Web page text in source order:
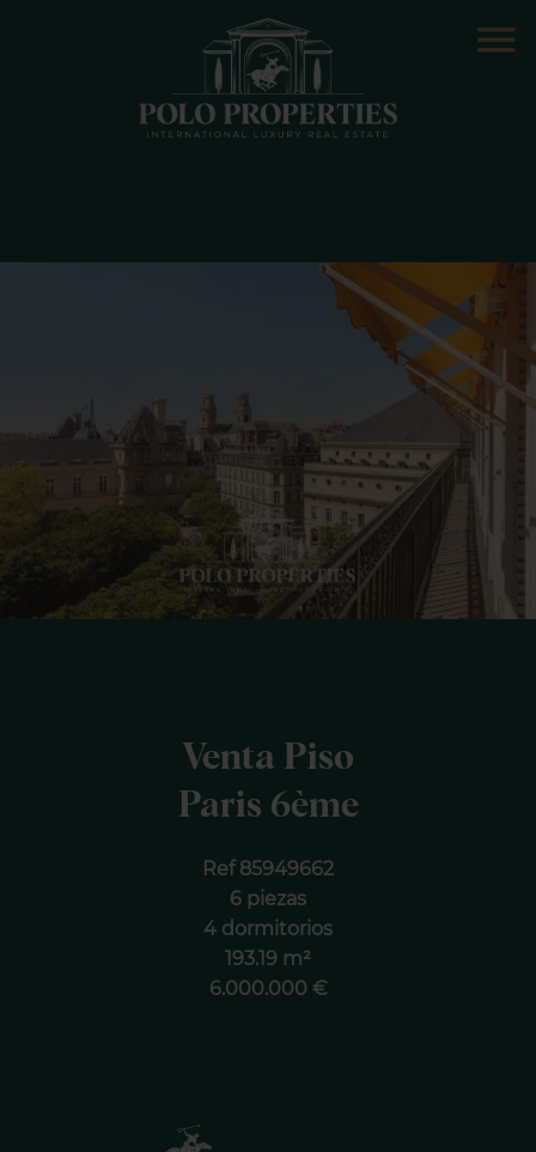
Venta Piso
Paris 6ème
Ref 85949662
6 piezas
4 dormitorios
193.19 m²
6.000.000 €